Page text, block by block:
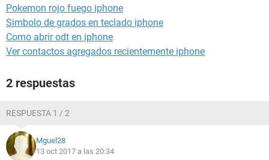
Pokemon rojo fuego iphone
Simbolo de grados en teclado iphone
Como abrir odt en iphone
Ver contactos agregados recientemente iphone
2 respuestas
RESPUESTA 1 / 2
Mguel28
13 oct 2017 a las 20:34